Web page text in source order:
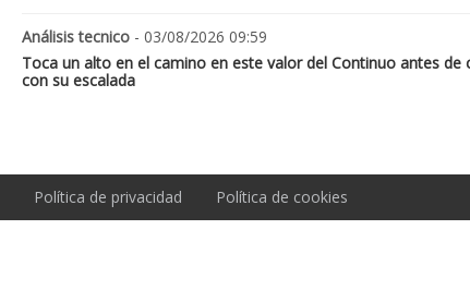
Análisis tecnico - 03/08/2026 09:59
Toca un alto en el camino en este valor del Continuo antes de
con su escalada
Política de privacidad Política de cookies